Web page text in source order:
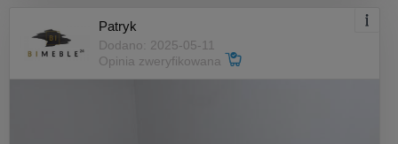
Patryk
Dodano: 2025-05-11
Opinia zweryfikowana